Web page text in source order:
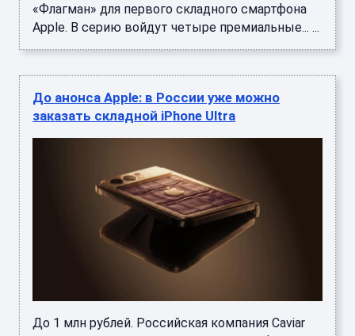
«Флагман» для первого складного смартфона
Apple. В серию войдут четыре премиальные... ...
До анонса Apple: в России уже можно
заказать складной iPhone Ultra
До 1 млн рублей. Российская компания Caviar